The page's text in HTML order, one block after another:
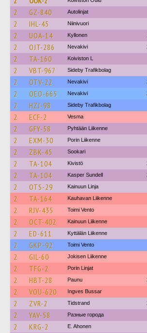
2 GZ-840 Autolinjat
2 IHL-45 Niinivuori
2 UOA-14 Kyllonen
2 OJT-286 Nevakivi
2 TA-160 Koiviston L
2 VBT-967 Sideby Trafikbolag
2 OTV-22 Nevakivi
2 OEO-665 Nevakivi
2 HZJ-98 Sideby Trafikbolag
2 ECF-2 Vesma
2 GFY-58 Pyhtään Liikenne
2 EXM-30 Porin Liikenne
2 ZBK-45 Sookari
2 TA-104 Kivistö
2 TA-104 Kasper Sundell
2 OTS-29 Kainuun Linja
2 TA-164 Kauhavan Liikenne
2 RJV-435 Toimi Vento
2 OCT-402 Kainuun Liikenne
2 ED-611 Kyttälän Liikenne
2 GKP-92 Toimi Vento
2 GIL-60 Jokisen Liikenne
2 TFG-2 Porin Linjat
2 HBT-28 Paunu
2 VOU-620 Ingves Bussar
2 ZVR-2 Tidstrand
2 YAV-58 Разные города
2 KRG-2 E. Ahonen